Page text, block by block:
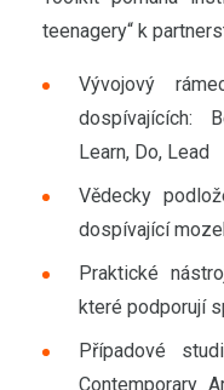
teenagery“ k
Vývojový
dospívajících:
Learn, Do, Lead
Vědecky
dospívající
Praktické
které podporují
Případové
Contemporary